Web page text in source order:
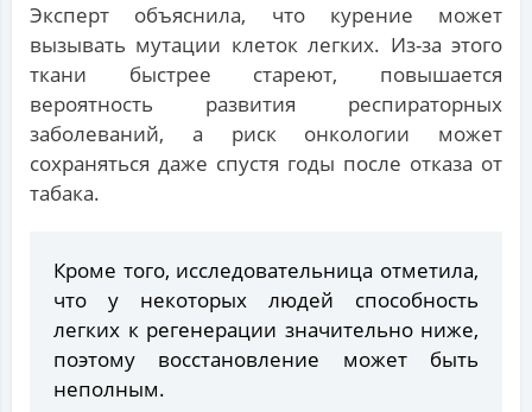
Эксперт объяснила, что курение может
вызывать мутации клеток легких. Из-за этого
ткани быстрее стареют, повышается
вероятность развития респираторных
заболеваний, а риск онкологии может
сохраняться даже спустя годы после отказа от
табака.
Кроме того, исследовательница отметила,
что у некоторых людей способность
легких к регенерации значительно ниже,
поэтому восстановление может быть
неполным.